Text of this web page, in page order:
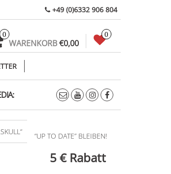
+49 (0)6332 906 804
0
WARENKORB€0,00
0
“UP TO DATE” BLEIBEN!
5 € Rabatt